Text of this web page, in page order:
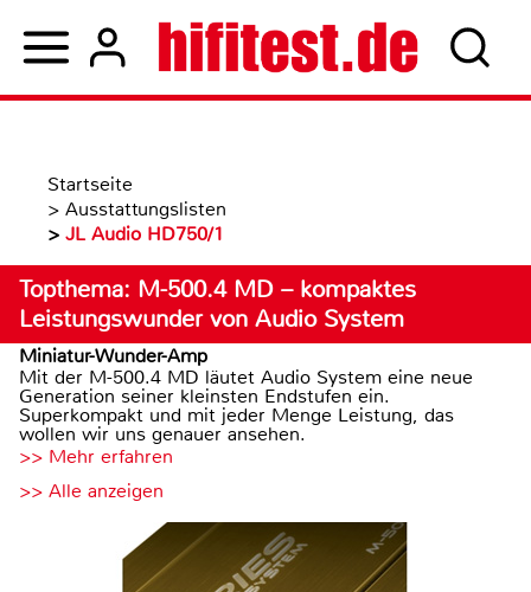
Startseite
> Ausstattungslisten
> JL Audio HD750/1
Topthema: M-500.4 MD – kompaktes
Leistungswunder von Audio System
Miniatur-Wunder-Amp
Mit der M-500.4 MD läutet Audio System eine neue
Generation seiner kleinsten Endstufen ein.
Superkompakt und mit jeder Menge Leistung, das
wollen wir uns genauer ansehen.
>> Mehr erfahren
>> Alle anzeigen